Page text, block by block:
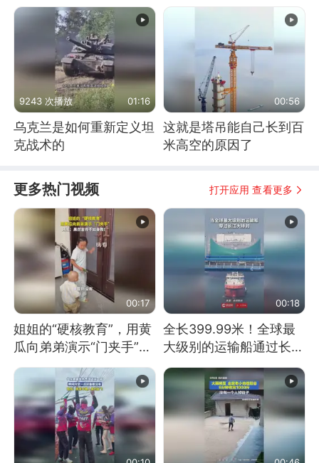
9243 次播放 01:16
乌克兰是如何重新定义坦
克战术的
00:56
这就是塔吊能自己长到百
米高空的原因了
更多热门视频 打开应用 查看更多
00:17
姐姐的“硬核教育”，用黄
瓜向弟弟演示“门夹手”，
网友：果然言传不如身
教！
00:18
全长399.99米！全球最
大级别的运输船通过长江
大桥这一幕，太震撼了！